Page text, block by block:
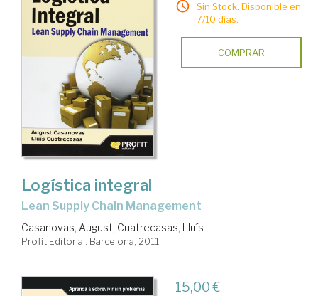
Sin Stock. Disponible en
7/10 días.
COMPRAR
Logística integral
Lean Supply Chain Management
Casanovas, August; Cuatrecasas, Lluís
Profit Editorial. Barcelona, 2011
15,00 €